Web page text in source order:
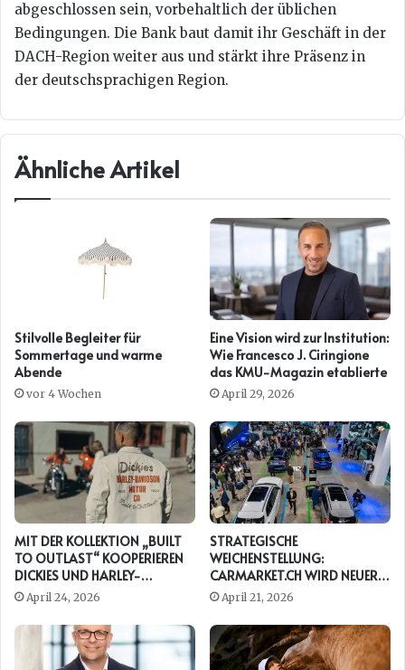
abgeschlossen sein, vorbehaltlich der üblichen
Bedingungen. Die Bank baut damit ihr Geschäft in der
DACH-Region weiter aus und stärkt ihre Präsenz in
der deutschsprachigen Region.
Ähnliche Artikel
Stilvolle Begleiter für
Sommertage und warme
Abende
vor 4 Wochen
Eine Vision wird zur Institution:
Wie Francesco J. Ciringione
das KMU-Magazin etablierte
April 29, 2026
MIT DER KOLLEKTION „BUILT
TO OUTLAST“ KOOPERIEREN
DICKIES UND HARLEY-
DAVIDSON ERNEUT
April 24, 2026
STRATEGISCHE
WEICHENSTELLUNG:
CARMARKET.CH WIRD NEUER
PRESENTING PARTNER DER
AUTO ZÜRICH
April 21, 2026